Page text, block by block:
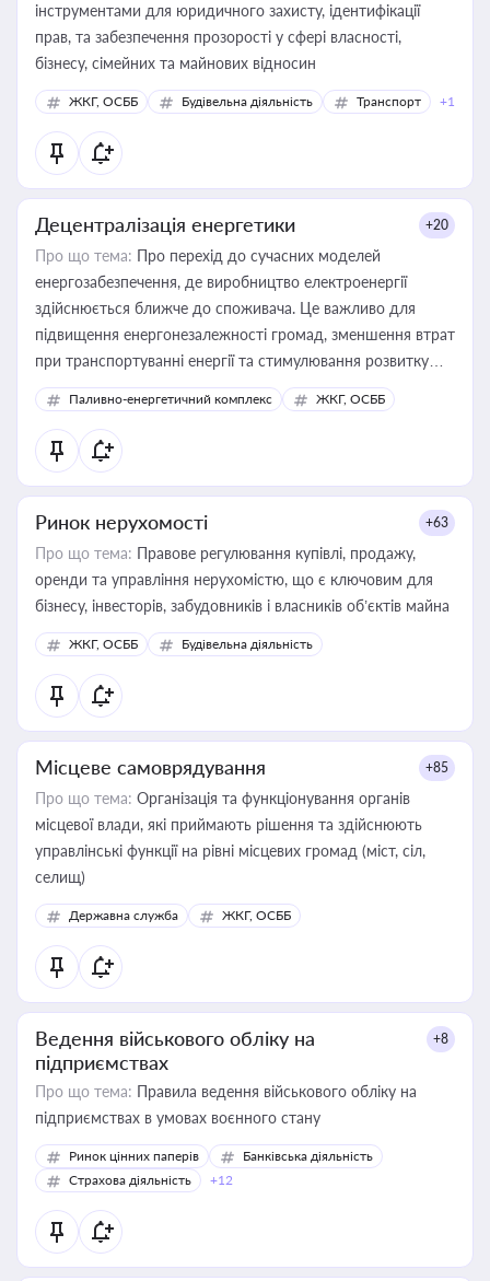
інструментами для юридичного захисту, ідентифікації
прав, та забезпечення прозорості у сфері власності,
бізнесу, сімейних та майнових відносин
ЖКГ, ОСББ Будівельна діяльність Транспорт +1
Децентралізація енергетики +20
Про що тема: Про перехід до сучасних моделей
енергозабезпечення, де виробництво електроенергії
здійснюється ближче до споживача. Це важливо для
підвищення енергонезалежності громад, зменшення втрат
при транспортуванні енергії та стимулювання розвитку
відновлюваних джерел
Паливно-енергетичний комплекс ЖКГ, ОСББ
Ринок нерухомості +63
Про що тема: Правове регулювання купівлі, продажу,
оренди та управління нерухомістю, що є ключовим для
бізнесу, інвесторів, забудовників і власників об’єктів майна
ЖКГ, ОСББ Будівельна діяльність
Місцеве самоврядування +85
Про що тема: Організація та функціонування органів
місцевої влади, які приймають рішення та здійснюють
управлінські функції на рівні місцевих громад (міст, сіл,
селищ)
Державна служба ЖКГ, ОСББ
Ведення військового обліку на
підприємствах
+8
Про що тема: Правила ведення військового обліку на
підприємствах в умовах воєнного стану
Ринок цінних паперів
Банківська діяльність
Страхова діяльність
+12